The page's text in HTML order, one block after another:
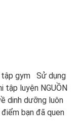
tập gym Sử dụng
luyện NGUỒN
dinh dưỡng luôn
bạn đã quen